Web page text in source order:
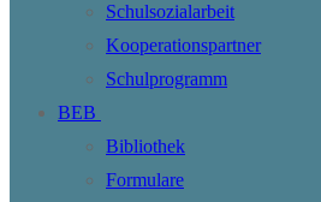
Schulsozialarbeit
Kooperationspartner
Schulprogramm
BEB
Bibliothek
Formulare